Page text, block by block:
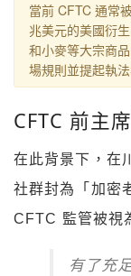
當前 CFTC 通常
兆美元的美國衍
和小麥等大宗商
場規則並提起執法
CFTC 前主
在此背景下，在
社群封為「加密
CFTC 監管被視
有了充